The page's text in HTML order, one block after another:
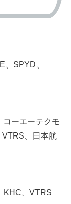
、SPYD、
コーエーテクモ
、日本航
KHC、VTRS